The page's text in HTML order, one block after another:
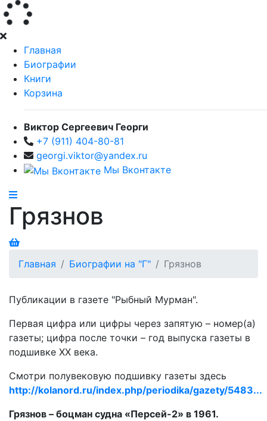
Главная
Биографии
Книги
Корзина
Виктор Сергеевич Георги
+7 (911) 404-80-81
georgi.viktor@yandex.ru
Мы Вконтакте
Грязнов
Главная Биографии на "Г" Грязнов
Публикации в газете "Рыбный Мурман".
Первая цифра или цифры через запятую – номер(а)
газеты; цифра после точки – год выпуска газеты в
подшивке ХХ века.
Смотри полувековую подшивку газеты здесь
http://kolanord.ru/index.php/periodika/gazety/5483...
Грязнов – боцман судна «Персей-2» в 1961.